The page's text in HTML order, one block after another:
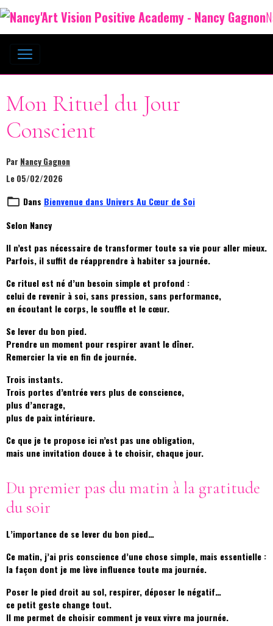
Mon Rituel du Jour
Conscient
Par Nancy Gagnon
Le 05/02/2026
Dans Bienvenue dans Univers Au Cœur de Soi
Selon Nancy
Il n’est pas nécessaire de transformer toute sa vie pour aller mieux.
Parfois, il suffit de réapprendre à habiter sa journée.
Ce rituel est né d’un besoin simple et profond :
celui de revenir à soi, sans pression, sans performance,
en écoutant le corps, le souffle et le cœur.
Se lever du bon pied.
Prendre un moment pour respirer avant le dîner.
Remercier la vie en fin de journée.
Trois instants.
Trois portes d’entrée vers plus de conscience,
plus d’ancrage,
plus de paix intérieure.
Ce que je te propose ici n’est pas une obligation,
mais une invitation douce à te choisir, chaque jour.
Du premier pas du matin à la gratitude
du soir
L’importance de se lever du bon pied…
Ce matin, j’ai pris conscience d’une chose simple, mais essentielle :
la façon dont je me lève influence toute ma journée.
Poser le pied droit au sol, respirer, déposer le négatif…
ce petit geste change tout.
Il me permet de choisir comment je veux vivre ma journée.